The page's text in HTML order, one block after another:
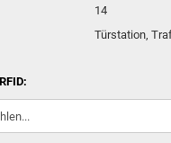
14
Türstation,